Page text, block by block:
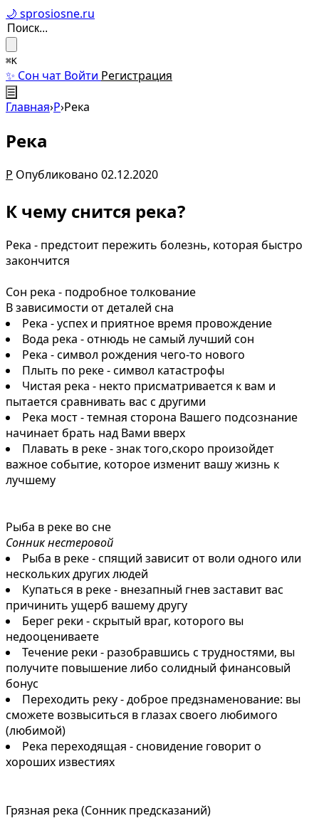
🌙 sprosiosne.ru
⌘K
✨ Сон чат Войти Регистрация
☰
Главная›Р›Река
Река
Р Опубликовано 02.12.2020
К чему снится река?
Река - предстоит пережить болeзнь, которая быстро
закончится
Сон река - подробное толкование
В зависимости от деталей сна
Река - успех и приятное время провождение
Вода река - отнюдь не самый лучший сон
Река - символ рождения чего-то нового
Плыть по реке - символ катастрофы
Чистая река - некто присматривается к вам и
пытается сравнивать вас с другими
Река мост - темная сторона Вашего подсознание
начинает брать над Вами вверх
Плавать в реке - знак того,скоро произойдет
важное событие, которое изменит вашу жизнь к
лучшему
Рыба в реке во сне
Сонник нестеровой
Рыба в реке - спящий зависит от воли одного или
нескольких других людей
Купаться в реке - внезапный гнев заставит вас
причинить ущерб вашему другу
Берег реки - скрытый враг, которого вы
недооцениваете
Течение реки - разобравшись с трудностями, вы
получите повышение либо солидный финансовый
бонус
Переходить реку - доброе предзнаменование: вы
сможете возвыситься в глазах своего любимого
(любимой)
Река переходящая - сновидение говорит о
хороших известиях
Грязная река (Сонник предсказаний)